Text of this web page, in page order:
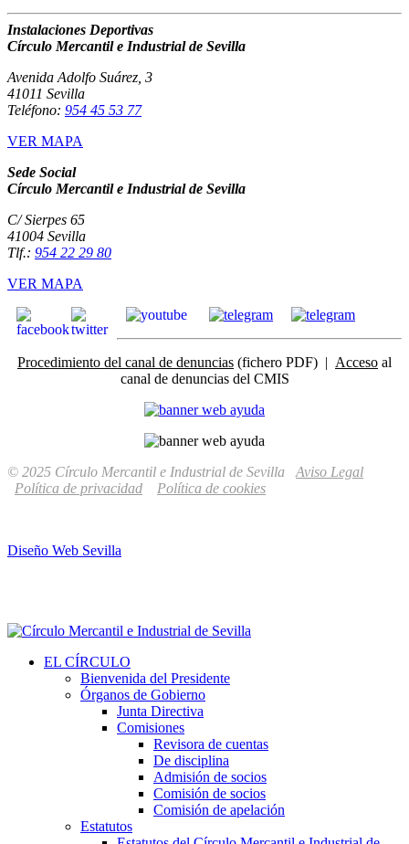
Instalaciones Deportivas
Círculo Mercantil e Industrial de Sevilla
Avenida Adolfo Suárez, 3
41011 Sevilla
Teléfono: 954 45 53 77
VER MAPA
Sede Social
Círculo Mercantil e Industrial de Sevilla
C/ Sierpes 65
41004 Sevilla
Tlf.: 954 22 29 80
VER MAPA
Procedimiento del canal de denuncias (fichero PDF) | Acceso al
canal de denuncias del CMIS
© 2025 Círculo Mercantil e Industrial de Sevilla Aviso Legal
Política de privacidad
Política de cookies
Diseño Web Sevilla
EL CÍRCULO
Bienvenida del Presidente
Órganos de Gobierno
Junta Directiva
Comisiones
Revisora de cuentas
De disciplina
Admisión de socios
Comisión de socios
Comisión de apelación
Estatutos